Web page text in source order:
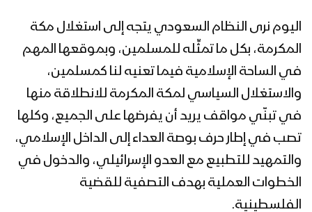
الضهرة بمناسبة يوم القدس العالمي
وقدوم عيد الفطر المبارك
ميادين الجهاد – الحلقة الأولى- بمناسبة
يوم القدس العالمي 1441هـ
عيسى الليث – 1441هـ
اليوم نرى النظام السعودي يتجه إلى استغلال مكة
المكرمة، بكل ما تمثِّله للمسلمين، وبموقعها المهم
في الساحة الإسلامية فيما تعنيه لنا كمسلمين،
والاستغلال السياسي لمكة المكرمة للانطلاقة منها
في تبنّي مواقف يريد أن يفرضها على الجميع، وكلها
تصب في إطار حرف بوصة العداء إلى الداخل الإسلامي،
والتمهيد للتطبيع مع العدو الإسرائيلي، والدخول في
الخطوات العملية بهدف التصفية للقضية
الفلسطينية.